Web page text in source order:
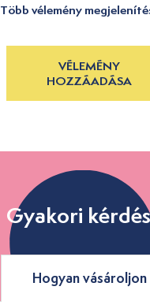
Több vélemény
VÉLEMÉNY
HOZZÁADÁSA
Gyakori
Hogyan vásároljon